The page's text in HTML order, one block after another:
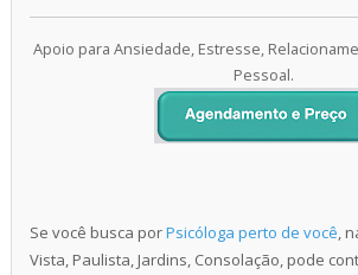
Apoio para Ansiedade, Estresse,
Pessoal.
Se você busca porPsicóloga perto de você,
Vista, Paulista, Jardins, Consolação, pode